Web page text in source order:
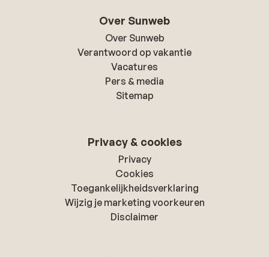
Over Sunweb
Over Sunweb
Verantwoord op vakantie
Vacatures
Pers & media
Sitemap
Privacy & cookies
Privacy
Cookies
Toegankelijkheidsverklaring
Wijzig je marketing voorkeuren
Disclaimer